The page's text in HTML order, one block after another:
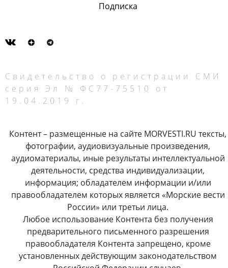
Подписка
Свидетельство о регистрации СМИ
серия Эл № ФС77-75510 от
19.04.2019 г.
Контент – размещенные на сайте MORVESTI.RU тексты,
фотографии, аудиовизуальные произведения,
аудиоматериалы, иные результаты интеллектуальной
деятельности, средства индивидуализации,
информация; обладателем информации и/или
правообладателем которых является «Морские вести
России» или третьи лица.
Любое использование Контента без получения
предварительного письменного разрешения
правообладателя Контента запрещено, кроме
установленных действующим законодательством